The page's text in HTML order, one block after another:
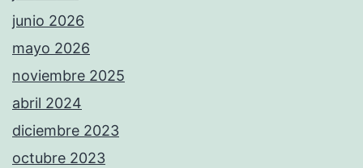
junio 2026
mayo 2026
noviembre 2025
abril 2024
diciembre 2023
octubre 2023